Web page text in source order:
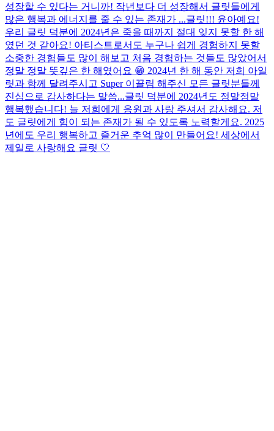
성장할 수 있다는 거니까! 작년보다 더 성장해서 글릿들에게
많은 행복과 에너지를 줄 수 있는 존재가 ...글릿!!! 윤아예요!
우리 글릿 덕분에 2024년은 죽을 때까지 절대 잊지 못할 한 해
였던 것 같아요! 아티스트로서도 누구나 쉽게 경험하지 못할
소중한 경험들도 많이 해보고 처음 경험하는 것들도 많았어서
정말 정말 뜻깊은 한 해였어요 😁 2024년 한 해 동안 저희 아일
릿과 함께 달려주시고 Super 이끌림 해주신 모든 글릿분들께
진심으로 감사하다는 말씀...글릿 덕분에 2024년도 정말정말
행복했습니다! 늘 저희에게 응원과 사랑 주셔서 감사해요. 저
도 글릿에게 힘이 되는 존재가 될 수 있도록 노력할게요. 2025
년에도 우리 행복하고 즐거운 추억 많이 만들어요! 세상에서
제일로 사랑해요 글릿 🤍